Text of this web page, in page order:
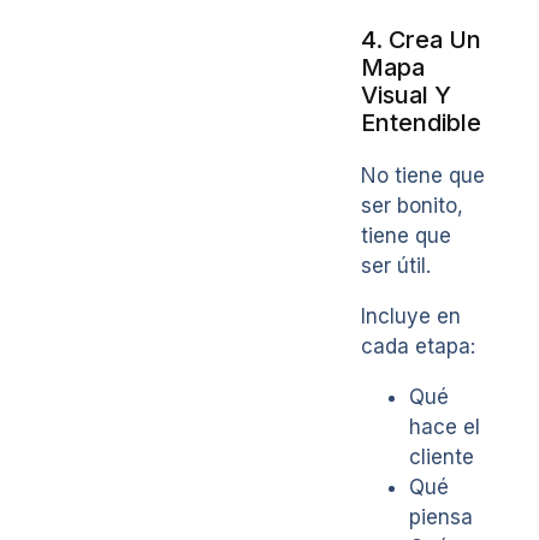
4. Crea Un
Mapa
Visual Y
Entendible
No tiene que
ser bonito,
tiene que
ser útil.
Incluye en
cada etapa:
Qué
hace el
cliente
Qué
piensa